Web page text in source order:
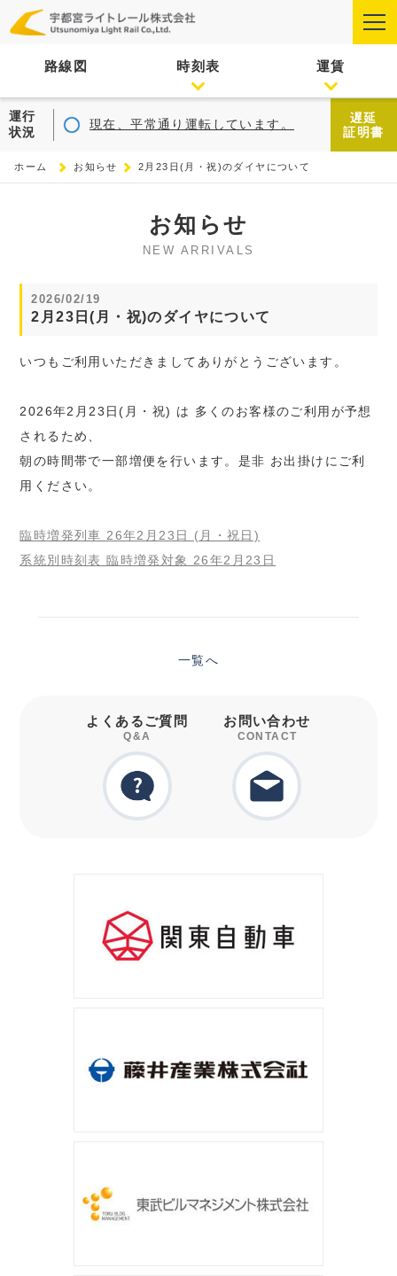
路線図 時刻表 運賃
運行
状況
現在、平常通り運転しています。
遅延
証明書
ホーム お知らせ 2月23日(月・祝)のダイヤについて
お知らせ
NEW ARRIVALS
2026/02/19
2月23日(月・祝)のダイヤについて
いつもご利用いただきましてありがとうございます。
2026年2月23日(月・祝) は 多くのお客様のご利用が予想
されるため、
朝の時間帯で一部増便を行います。是非 お出掛けにご利
用ください。
臨時増発列車 26年2月23日 (月・祝日)
系統別時刻表 臨時増発対象 26年2月23日
一覧へ
よくあるご質問
Q&A
お問い合わせ
CONTACT